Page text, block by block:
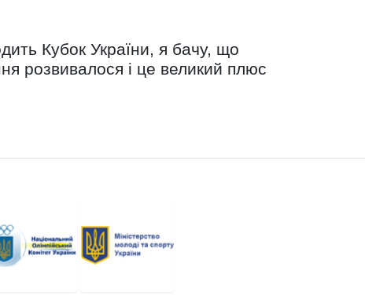
Кубок України, я бачу, що
розвивалося і це великий плюс